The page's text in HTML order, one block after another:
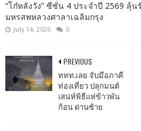
“โก๋หลังวัง” ซีซั่น 4 ประจำปี 2569 ลุ้น
มหรสพหลวงศาลาเฉลิมกรุง
July 14, 2026 0
PREVIOUS
ททท.เลย จับมือภาคี
ท่องเที่ยว ปลุกมนต์
เสน่ห์พิธีแห่ข้าวพัน
ก้อน ด่านซ้าย